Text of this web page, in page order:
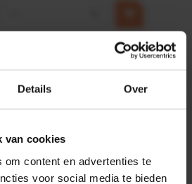
Details Over
van cookies
om content en advertenties te
voor social media te bieden
HP 12 MOTOR B14 380VAC
Merknaam:Emmegi
incl. BTW
− +